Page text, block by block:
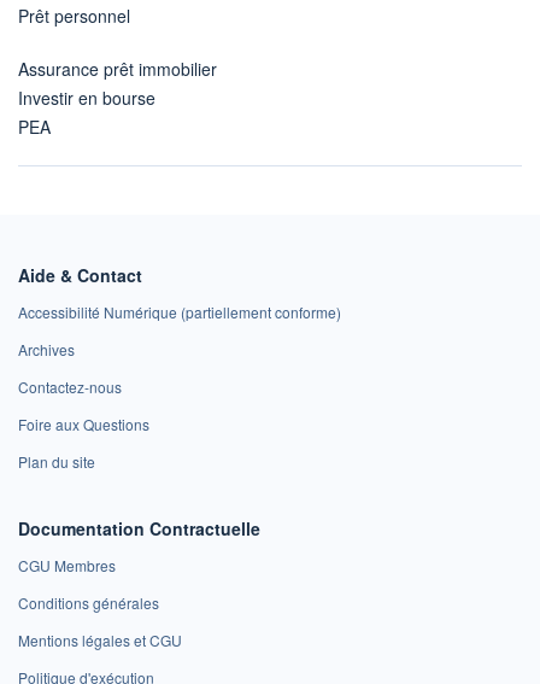
Prêt personnel
Assurance prêt immobilier
Investir en bourse
PEA
Aide & Contact
Accessibilité Numérique (partiellement conforme)
Archives
Contactez-nous
Foire aux Questions
Plan du site
Documentation Contractuelle
CGU Membres
Conditions générales
Mentions légales et CGU
Politique d'exécution